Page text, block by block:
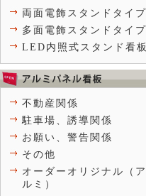
両面電飾スタンドタイプ
多面電飾スタンドタイプ
LED内照式スタンド看板
不動産関係
駐車場、誘導関係
お願い、警告関係
その他
オーダーオリジナル（ア
ルミ）